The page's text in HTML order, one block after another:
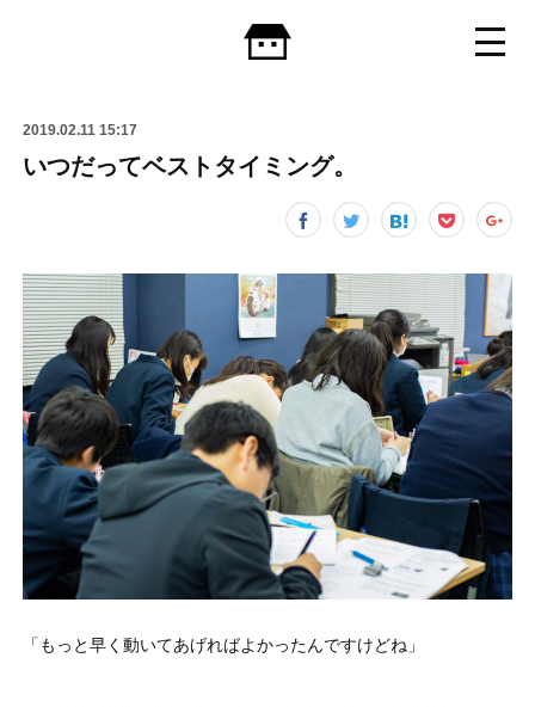
2019.02.11 15:17
いつだってベストタイミング。
「もっと早く動いてあげればよかったんですけどね」